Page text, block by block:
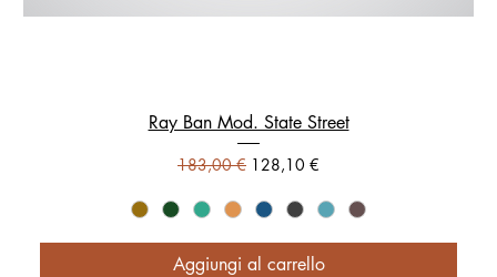
Ray Ban Mod. State Street
Prezzo regolare
183,00 € Prezzo scontato
128,10 €
Aggiungi al carrello